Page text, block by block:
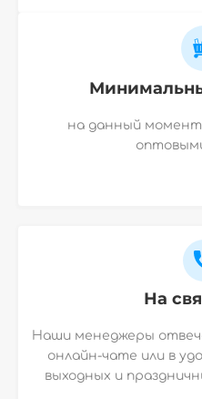
на данный
На
Наши менеджеры
онлайн-чате или в
выходных и